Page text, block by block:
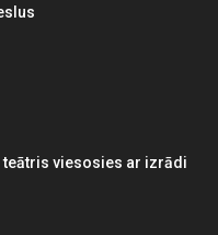
viesosies ar izrādi